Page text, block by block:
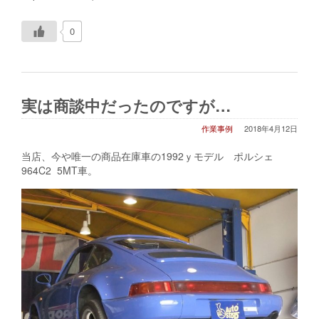
0
実は商談中だったのですが…
2018年4月12日
作業事例
当店、今や唯一の商品在庫車の1992ｙモデル ポルシェ
964C2 5MT車。